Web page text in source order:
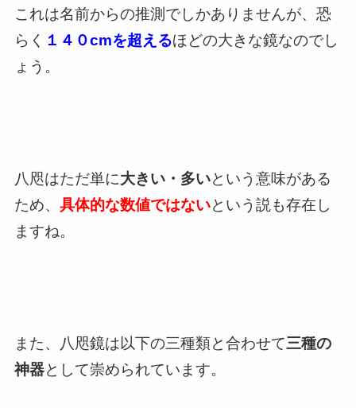
これは名前からの推測でしかありませんが、恐
らく １４０cmを超えるほどの大きな鏡なのでし
ょう。
八咫はただ単に大きい・多いという意味がある
ため、 具体的な数値ではないという説も存在し
ますね。
また、八咫鏡は以下の三種類と合わせて三種の
神器として崇められています。